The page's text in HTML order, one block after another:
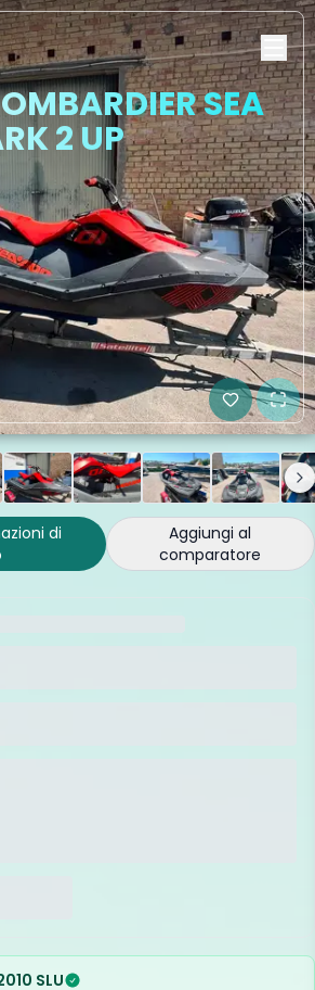
SEA
2 UP
di
Aggiungi al
comparatore
SLU